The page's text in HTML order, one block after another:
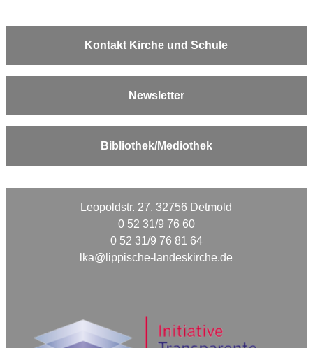
Kontakt Kirche und Schule
Newsletter
Bibliothek/Mediothek
Leopoldstr. 27, 32756 Detmold
0 52 31/9 76 60
0 52 31/9 76 81 64
lka@lippische-landeskirche.de